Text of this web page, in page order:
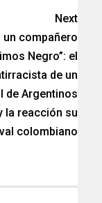
Next
un compañero
Negro”: el
de un
de Argentinos
la reacción su
colombiano